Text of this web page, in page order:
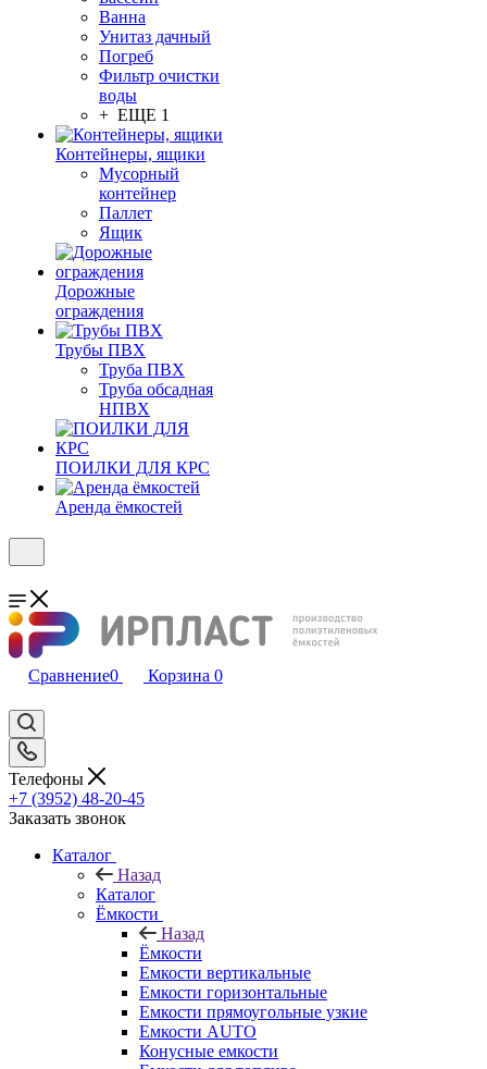
Ванна
Унитаз дачный
Погреб
Фильтр очистки
воды
+ ЕЩЕ 1
Контейнеры, ящики
Мусорный
контейнер
Паллет
Ящик
Дорожные
ограждения
Трубы ПВХ
Труба ПВХ
Труба обсадная
НПВХ
ПОИЛКИ ДЛЯ КРС
Аренда ёмкостей
Сравнение0 Корзина 0
Телефоны
+7 (3952) 48-20-45
Заказать звонок
Каталог
Назад
Каталог
Ёмкости
Назад
Ёмкости
Емкости вертикальные
Емкости горизонтальные
Емкости прямоугольные узкие
Емкости АUТО
Конусные емкости